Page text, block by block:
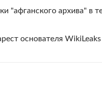
"афганского архива" в
основателя WikiLeaks